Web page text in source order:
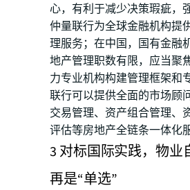
心，有利于减少决策瑕疵，
仲量联行为全球金融机构提
理服务；在中国，国有金融
地产管理职数有限，应当聚
力专业机构构建管理框架和
联行可以提供全面的市场顾
交易管理、资产组合管理、
评估等房地产全链条一体化
3 对标国际实践，物业
再是“单选”